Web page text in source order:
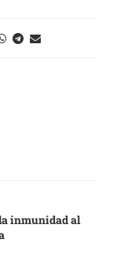
inmunidad al